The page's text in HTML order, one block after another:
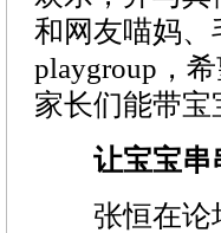
和网友喵妈
playgroup，
家长们能带宝
让宝宝串
张恒在论坛